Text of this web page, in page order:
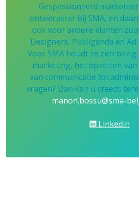
Gespassioneerd
ontwerpster bij SMA, en
ook voor andere klanten
Designers, Publiganda en Ad
Voor SMA houdt ze zich
marketing, het opzetten van
van communicatie tot
vragen? Dan kan u steeds
manon.bossu@sma-
Linkedin